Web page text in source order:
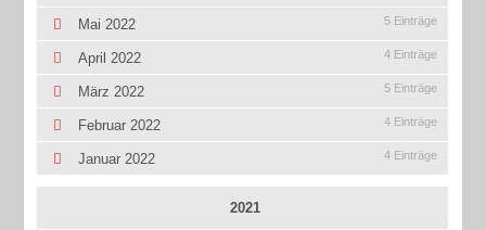
Mai 2022 5 Einträge
April 2022 4 Einträge
März 2022 5 Einträge
Februar 2022 4 Einträge
Januar 2022 4 Einträge
2021